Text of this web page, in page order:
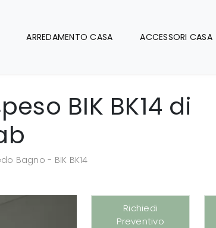
ARREDAMENTO CASA ACCESSORI CASA
BIK BK14 di
Bagno - BIK BK14
Richiedi
Preventivo